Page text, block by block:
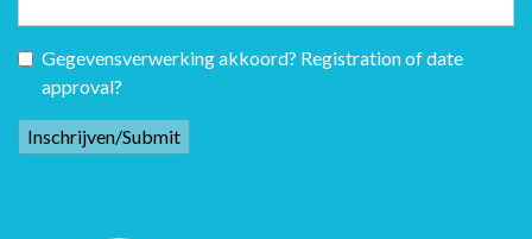
Gegevensverwerking akkoord? Registration of date
approval?